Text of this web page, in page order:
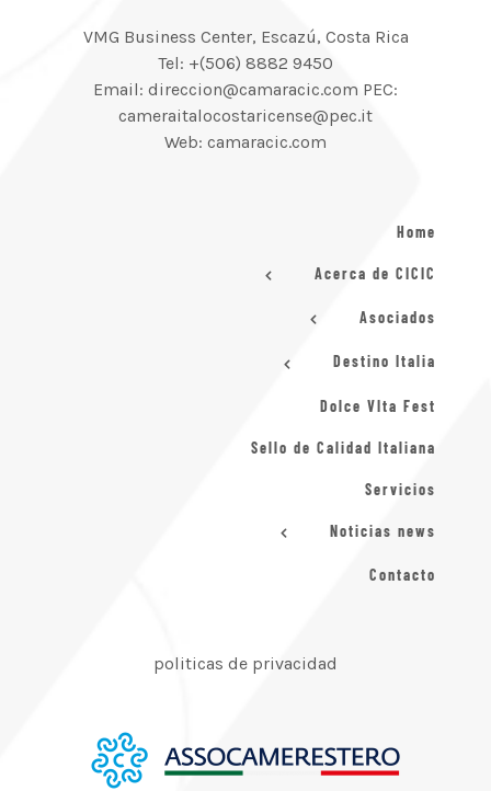
VMG Business Center, Escazú, Costa Rica
Tel: +(506) 8882 9450
Email: direccion@camaracic.com PEC:
cameraitalocostaricense@pec.it
Web: camaracic.com
Home
Acerca de CICIC
Asociados
Destino Italia
Dolce VIta Fest
Sello de Calidad Italiana
Servicios
Noticias news
Contacto
politicas de privacidad